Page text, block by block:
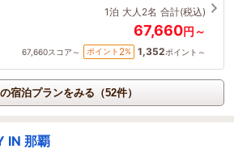
1泊 大人2名 合計(税込)
67,660円～
67,660スコア～ ポイント 2% 1,352ポイント～
宿泊プランをみる（52件）
IN 那覇